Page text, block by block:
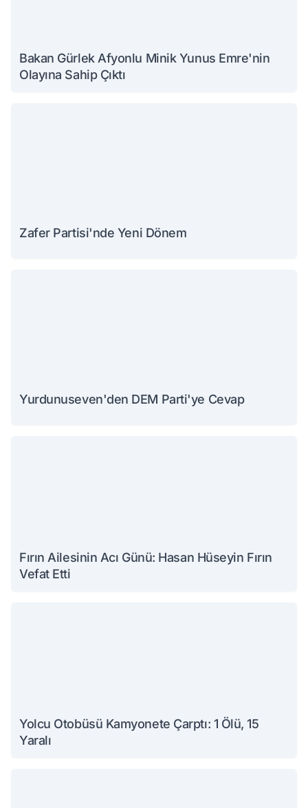
Bakan Gürlek Afyonlu Minik Yunus Emre'nin
Olayına Sahip Çıktı
Zafer Partisi'nde Yeni Dönem
Yurdunuseven'den DEM Parti'ye Cevap
Fırın Ailesinin Acı Günü: Hasan Hüseyin Fırın
Vefat Etti
Yolcu Otobüsü Kamyonete Çarptı: 1 Ölü, 15
Yaralı